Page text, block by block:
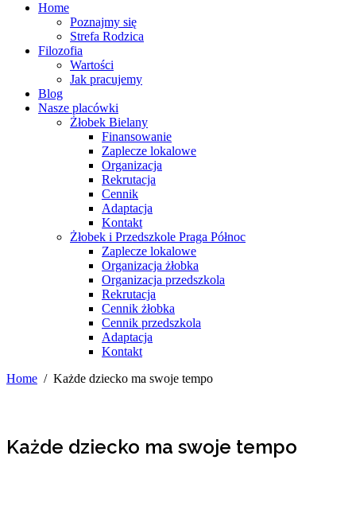
Home
Poznajmy się
Strefa Rodzica
Filozofia
Wartości
Jak pracujemy
Blog
Nasze placówki
Żłobek Bielany
Finansowanie
Zaplecze lokalowe
Organizacja
Rekrutacja
Cennik
Adaptacja
Kontakt
Żłobek i Przedszkole Praga Północ
Zaplecze lokalowe
Organizacja żłobka
Organizacja przedszkola
Rekrutacja
Cennik żłobka
Cennik przedszkola
Adaptacja
Kontakt
Home / Każde dziecko ma swoje tempo
Każde dziecko ma swoje tempo